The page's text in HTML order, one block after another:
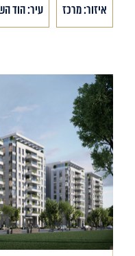
איזור: מרכז עיר: הוד